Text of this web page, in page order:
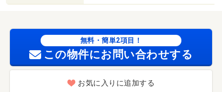
無料・簡単2項目！
この物件にお問い合わせする
お気に入りに追加する